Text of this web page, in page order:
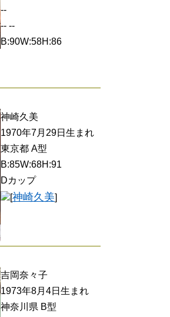
--
-- --
B:90W:58H:86
神崎久美
1970年7月29日生まれ
東京都 A型
B:85W:68H:91
Dカップ
神崎久美
吉岡奈々子
1973年8月4日生まれ
神奈川県 B型